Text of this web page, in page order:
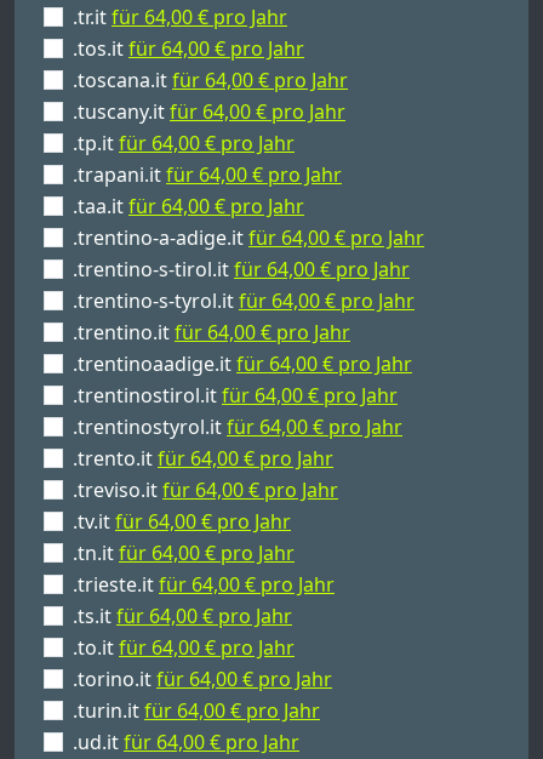
.tr.itfür 64,00 € pro Jahr
.tos.itfür 64,00 € pro Jahr
.toscana.itfür 64,00 € pro Jahr
.tuscany.itfür 64,00 € pro Jahr
.tp.itfür 64,00 € pro Jahr
.trapani.itfür 64,00 € pro Jahr
.taa.itfür 64,00 € pro Jahr
.trentino-a-adige.itfür 64,00 € pro Jahr
.trentino-s-tirol.itfür 64,00 € pro Jahr
.trentino-s-tyrol.itfür 64,00 € pro Jahr
.trentino.itfür 64,00 € pro Jahr
.trentinoaadige.itfür 64,00 € pro Jahr
.trentinostirol.itfür 64,00 € pro Jahr
.trentinostyrol.itfür 64,00 € pro Jahr
.trento.itfür 64,00 € pro Jahr
.treviso.itfür 64,00 € pro Jahr
.tv.itfür 64,00 € pro Jahr
.tn.itfür 64,00 € pro Jahr
.trieste.itfür 64,00 € pro Jahr
.ts.itfür 64,00 € pro Jahr
.to.itfür 64,00 € pro Jahr
.torino.itfür 64,00 € pro Jahr
.turin.itfür 64,00 € pro Jahr
.ud.itfür 64,00 € pro Jahr